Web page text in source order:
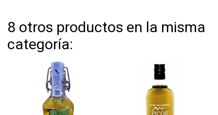
8 otros productos en la misma
categoría: